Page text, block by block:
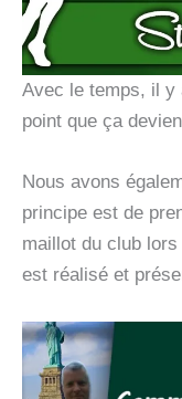
Avec le temps, il y
point que ça
Nous avons
principe est de
maillot du club lors
est réalisé et